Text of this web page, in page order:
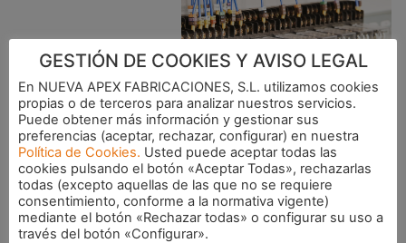
GESTIÓN DE COOKIES Y AVISO LEGAL
En NUEVA APEX FABRICACIONES, S.L. utilizamos cookies
propias o de terceros para analizar nuestros servicios.
Puede obtener más información y gestionar sus
preferencias (aceptar, rechazar, configurar) en nuestra
Política de Cookies. Usted puede aceptar todas las
cookies pulsando el botón «Aceptar Todas», rechazarlas
todas (excepto aquellas de las que no se requiere
consentimiento, conforme a la normativa vigente)
mediante el botón «Rechazar todas» o configurar su uso a
través del botón «Configurar».